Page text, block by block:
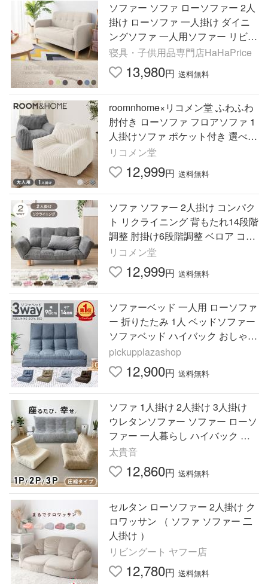
ソファー ソファ ローソファー 2人
掛け ローソファ 一人掛け ダイニ
ングソファ 一人用ソファー リビン
グソファ フロアソファ コンパクト
組立簡単
寝具・子供用品専門店HaHaPrice
13,980円 送料無料
roomnhome×リコメン堂 ふわふわ
肘付き ローソファ フロアソファ 1
人掛けソファ ポケット付き 選べる
2サイズ 大人用 子供用 クッション
韓国 インテリア
リコメン堂
12,999円 送料無料
ソファ ソファー 2人掛け コンパク
ト リクライニング 背もたれ14段階
調整 肘掛け6段階調整 ベロア コー
デュロイ レザー 2way 北欧 シンプ
ル
リコメン堂
12,999円 送料無料
ソファーベッド 一人用 ローソファ
ー 折りたたみ 1人 ベッドソファー
ソファベッド ハイバック おしゃれ
ワイド 幅90cm
pickupplazashop
12,900円 送料無料
ソファ 1人掛け 2人掛け 3人掛け
ウレタンソファー ソファー ローソ
ファー 一人暮らし ハイバック デ
ザイナーズソファ レトロ パーソナ
ルソファ ソファーベッド
太貴音
12,860円 送料無料
セルタン ローソファー 2人掛け ク
ロワッサン （ ソファ ソファー 二
人掛け ）
リビングート ヤフー店
12,780円 送料無料